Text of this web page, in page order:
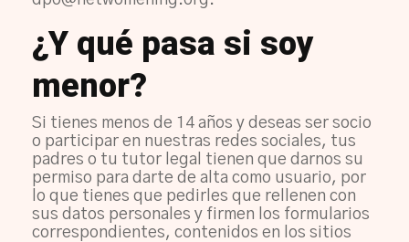
¿Y qué pasa si soy
menor?
Si tienes menos de 14 años y deseas ser socio
o participar en nuestras redes sociales, tus
padres o tu tutor legal tienen que darnos su
permiso para darte de alta como usuario, por
lo que tienes que pedirles que rellenen con
sus datos personales y firmen los formularios
correspondientes, contenidos en los sitios